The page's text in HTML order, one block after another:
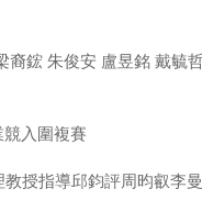
裔鋐 朱俊安 盧昱銘 戴毓
入圍複賽
授指導邱鈞評周昀叡李